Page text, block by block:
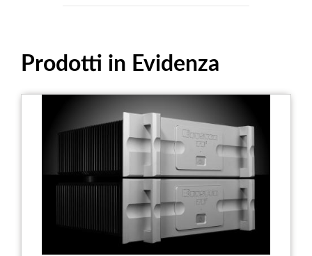
Prodotti in Evidenza